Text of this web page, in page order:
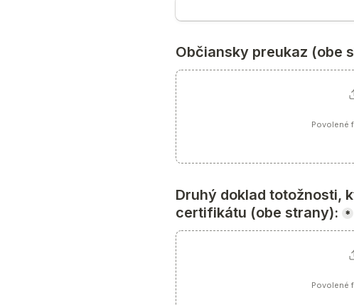
Občiansky preukaz (obe
Povolené
Druhý doklad totožnosti,
certifikátu (obe strany):
*
Povolené